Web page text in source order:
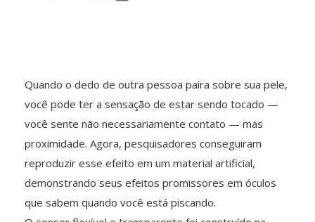
Quando o dedo de outra pessoa paira sobre sua pele,
você pode ter a sensação de estar sendo tocado —
você sente não necessariamente contato — mas
proximidade. Agora, pesquisadores conseguiram
reproduzir esse efeito em um material artificial,
demonstrando seus efeitos promissores em óculos
que sabem quando você está piscando.